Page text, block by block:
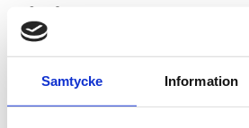
Samtycke Information
Linje 251
Linje 251 Björkland – Malå – Adak